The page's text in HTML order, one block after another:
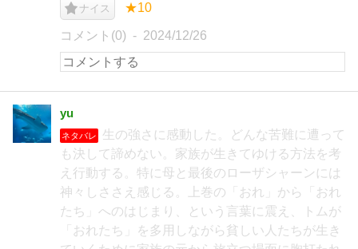
ナイス ★10
コメント(0) 2024/12/26
yu
ネタバレ
生の強さに感動した。どんな苦難に遭って
も決して諦めない。家族が生きてゆける方法を考
え行動する。特に母と最後のローザシャーンには
神々しささえ感じる。上巻の「おれ」から「おれ
たち」へのはじまり、という言葉に震え、トムが
「おれたち」を多用しながら貧しい人たちが生き